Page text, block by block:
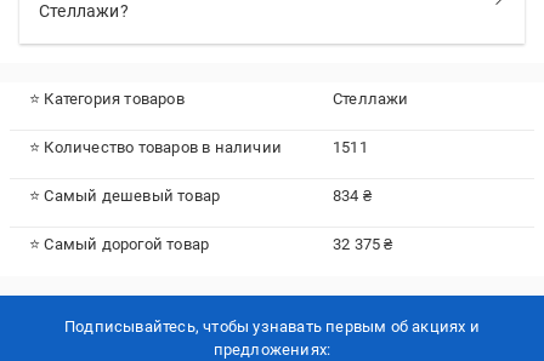
Стеллажи?
⭐ Категория товаров Стеллажи
⭐ Количество товаров в наличии 1511
⭐ Самый дешевый товар 834 ₴
⭐ Самый дорогой товар 32 375 ₴
Подписывайтесь, чтобы узнавать первым об акцияx и
предложениях: